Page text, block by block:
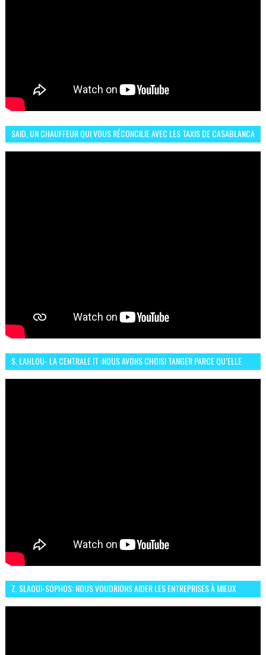
SAID, UN CHAUFFEUR QUI VOUS RÉCONCILIE AVEC LES TAXIS DE CASABLANCA
S. LAHLOU- LA CENTRALE IT :NOUS AVONS CHOISI TANGER PARCE QU’ELLE
Z. SLAOUI-SOPHOS: NOUS VOUDRIONS AIDER LES ENTREPRISES À MIEUX